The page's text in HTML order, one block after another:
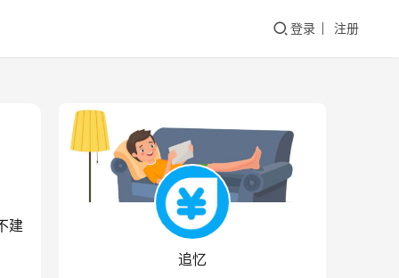
登录 注册
建
追忆